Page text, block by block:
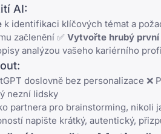
AI:
k identifikaci klíčových témat a
začlenění ✅ Vytvořte hrubý první
analýzou vašeho kariérního
doslovně bez personalizace
nezní lidsky
partnera pro brainstorming, nikoli
napište krátký, autentický,